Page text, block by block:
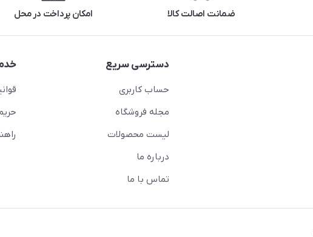
ضمانت اصالت کالا امکان پرداخت در محل
دسترسی سریع
حساب کاربری
مجله فروشگاه
لیست محصولات
درباره ما
تماس با ما